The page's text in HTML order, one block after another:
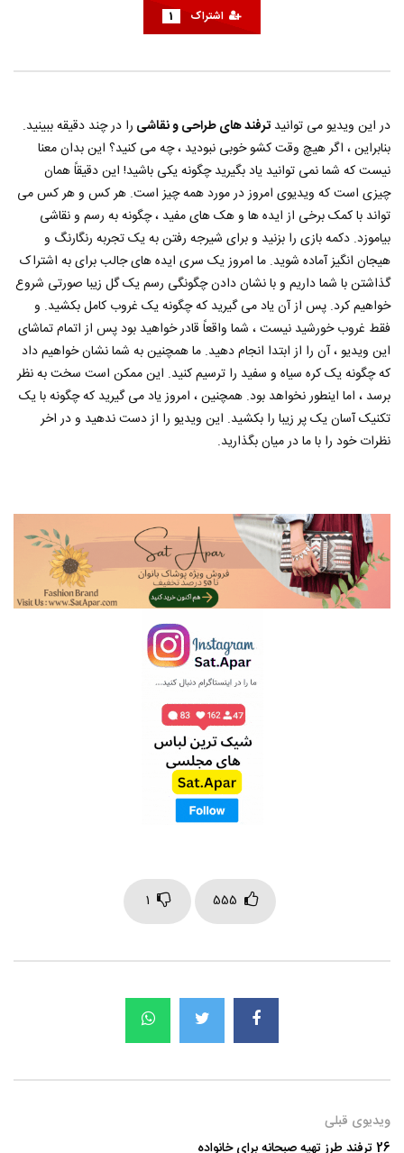
اشتراک 1
در این ویدیو می توانید ترفند های طراحی و نقاشی را در چند دقیقه ببینید.
بنابراین ، اگر هیچ وقت کشو خوبی نبودید ، چه می کنید؟ این بدان معنا
نیست که شما نمی توانید یاد بگیرید چگونه یکی باشید! این دقیقاً همان
چیزی است که ویدیوی امروز در مورد همه چیز است. هر کس و هر کس می
تواند با کمک برخی از ایده ها و هک های مفید ، چگونه به رسم و نقاشی
بیاموزد. دکمه بازی را بزنید و برای شیرجه رفتن به یک تجربه رنگارنگ و
هیجان انگیز آماده شوید. ما امروز یک سری ایده های جالب برای به اشتراک
گذاشتن با شما داریم و با نشان دادن چگونگی رسم یک گل زیبا صورتی شروع
خواهیم کرد. پس از آن یاد می گیرید که چگونه یک غروب کامل بکشید. و
فقط غروب خورشید نیست ، شما واقعاً قادر خواهید بود پس از اتمام تماشای
این ویدیو ، آن را از ابتدا انجام دهید. ما همچنین به شما نشان خواهیم داد
که چگونه یک کره سیاه و سفید را ترسیم کنید. این ممکن است سخت به نظر
برسد ، اما اینطور نخواهد بود. همچنین ، امروز یاد می گیرید که چگونه با یک
تکنیک آسان یک پر زیبا را بکشید. این ویدیو را از دست ندهید و در اخر
نظرات خود را با ما در میان بگذارید.
555
1
ویدیوی قبلی
26 ترفند طرز تهیه صبحانه برای خانواده